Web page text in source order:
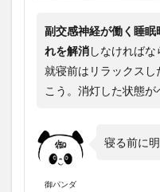
副交感神経が働く睡
れを解消しなければな
就寝前はリラックスし
こう。消灯した状態が
御パンダ
寝る前に